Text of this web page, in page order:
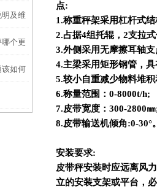
及维
个更
该如何
点:
1.称重秤架采用杠杆式结
2.占据4组托辊，2支拉
3.外侧采用无摩擦耳轴支
4.主梁采用矩形钢管，
5.较小自重减少物料堆
6.称量范围：0-8000t/h;
7.皮带宽度：300-2800
8.皮带输送机倾角:0-30°
安装要求:
皮带秤安装时应远离风
立的安装支架或平台，